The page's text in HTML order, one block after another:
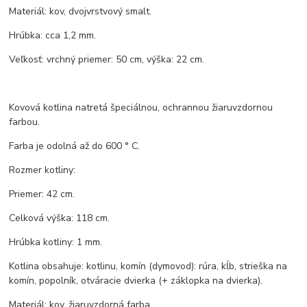
Materiál: kov, dvojvrstvový smalt.
Hrúbka: cca 1,2 mm.
Veľkosť: vrchný priemer: 50 cm, výška: 22 cm.
Kovová kotlina natretá špeciálnou, ochrannou žiaruvzdornou
farbou.
Farba je odolná až do 600 ° C.
Rozmer kotliny:
Priemer: 42 cm.
Celková výška: 118 cm.
Hrúbka kotliny: 1 mm.
Kotlina obsahuje: kotlinu, komín (dymovod): rúra, kĺb, strieška na
komín, popolník, otváracie dvierka (+ záklopka na dvierka).